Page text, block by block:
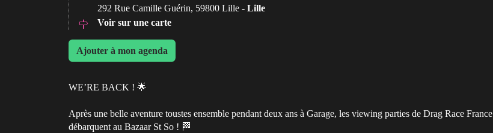
292 Rue Camille Guérin, 59800 Lille - Lille
Voir sur une carte
Ajouter à mon agenda
WE’RE BACK ! 🌟
Après une belle aventure toustes ensemble pendant deux ans à Garage, les viewing parties de Drag Race France
débarquent au Bazaar St So ! 🏁